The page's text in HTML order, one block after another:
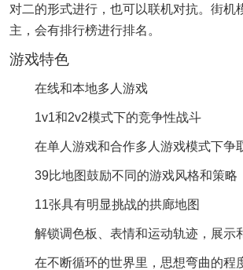
对二的形式进行，也可以联机对抗。街机
主，会有排行榜进行排名。
游戏特色
在线和本地多人游戏
1v1和2v2模式下的竞争性战斗
在单人游戏和合作多人游戏模式下争
39比地图鼓励不同的游戏风格和策略
11张具有明显挑战的拱廊地图
解锁调色板、表情和运动轨迹，展示
在不断循环的世界里，思想弯曲的程